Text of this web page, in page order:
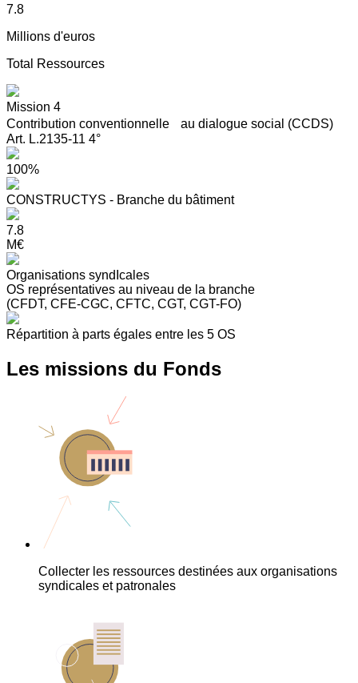
7.8
Millions d'euros
Total Ressources
Mission 4
Contribution conventionnelle au dialogue social (CCDS)
Art. L.2135-11 4°
100%
CONSTRUCTYS - Branche du bâtiment
7.8
M€
Organisations syndIcales
OS représentatives au niveau de la branche
(CFDT, CFE-CGC, CFTC, CGT, CGT-FO)
Répartition à parts égales entre les 5 OS
Les missions du Fonds
Collecter les ressources destinées aux organisations
syndicales et patronales